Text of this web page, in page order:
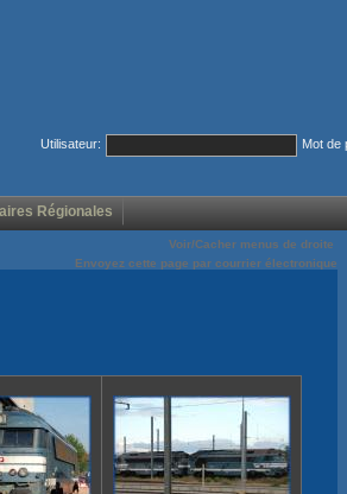
Utilisateur:
Mot de
Régionales
Voir/Cacher menus de droite
Envoyez cette page par courrier électronique